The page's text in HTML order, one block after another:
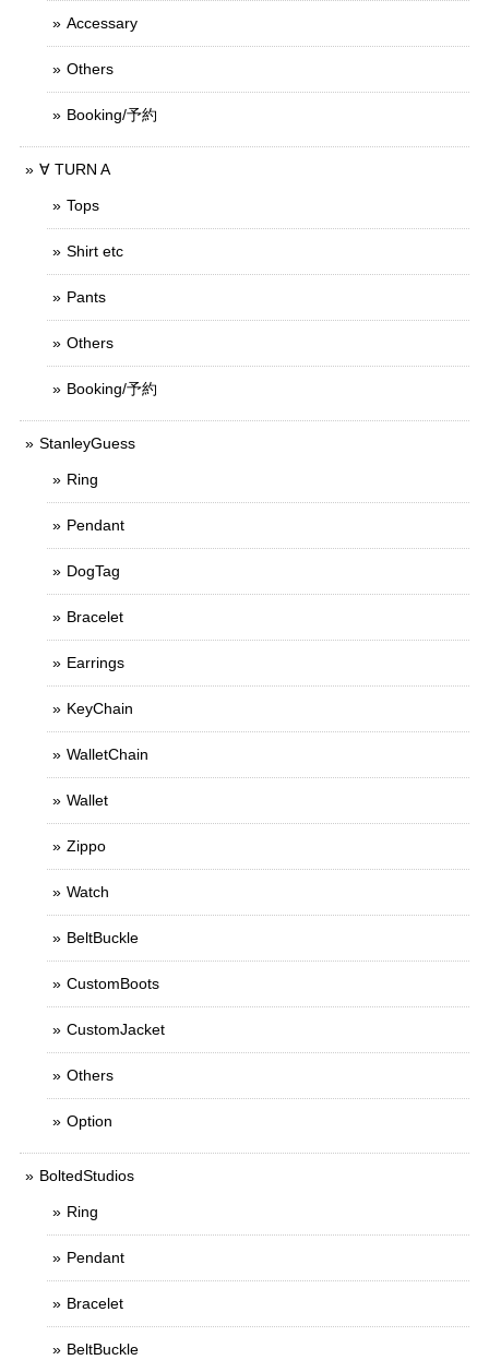
Accessary
Others
Booking/予約
∀ TURN A
Tops
Shirt etc
Pants
Others
Booking/予約
StanleyGuess
Ring
Pendant
DogTag
Bracelet
Earrings
KeyChain
WalletChain
Wallet
Zippo
Watch
BeltBuckle
CustomBoots
CustomJacket
Others
Option
BoltedStudios
Ring
Pendant
Bracelet
BeltBuckle